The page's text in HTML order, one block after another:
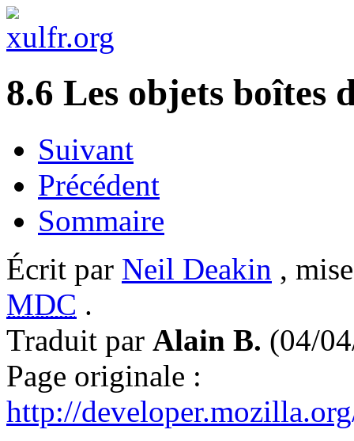
8.6 Les objets boîtes
Suivant
Précédent
Sommaire
Écrit par Neil Deakin ,
MDC .
Traduit par Alain B. (04/
Page originale :
http://